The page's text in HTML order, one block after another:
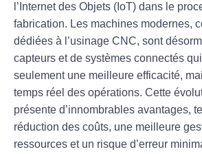
l’Internet des Objets (IoT) dans le
fabrication. Les machines modernes,
dédiées à l’usinage CNC, sont
capteurs et de systèmes connectés
seulement une meilleure efficacité,
temps réel des opérations. Cette
présente d’innombrables avantages,
réduction des coûts, une meilleure
ressources et un risque d’erreur